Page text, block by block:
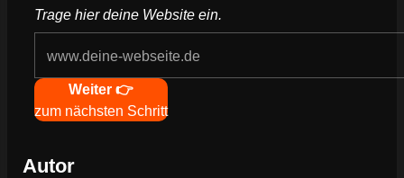
Trage hier deine Website ein.
NavigationWeiter 👉
zum nächsten Schritt
Autor